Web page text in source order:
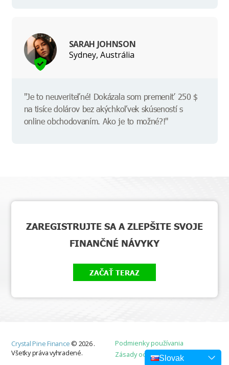
Slovak
SARAH JOHNSON
Sydney, Austrália
"Je to neuveriteľné! Dokázala som premeniť 250 $
na tisíce dolárov bez akýchkoľvek skúseností s
online obchodovaním. Ako je to možné?!"
ZAREGISTRUJTE SA A ZLEPŠITE SVOJE
FINANČNÉ NÁVYKY
ZAČAŤ TERAZ
Crystal Pine Finance © 2026.
Všetky práva vyhradené.
Podmienky používania
Zásady ochrany osobných údajov